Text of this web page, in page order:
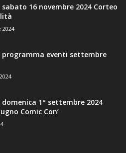
16 novembre 2024 Corteo
2024
programma eventi settembre
1° settembre 2024
Comic Con’